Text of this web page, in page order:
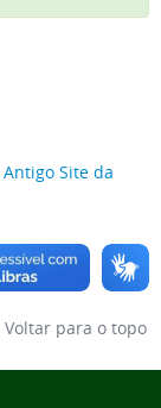
Antigo Site da
Voltar para o topo